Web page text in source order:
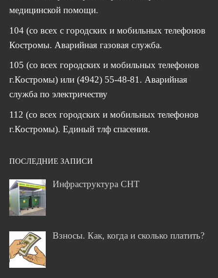
медицинской помощи.
104 (со всех с городских и мобильных телефонов
Костромы. Аварийная газовая служба.
105 (со всех городских и мобильных телефонов
г.Костромы) или (4942) 55-48-81. Аварийная
служба по электричеству
112 (со всех городских и мобильных телефонов
г.Костромы). Единый тлф спасения.
ПОСЛЕДНИЕ ЗАПИСИ
Инфраструктура СНТ
Взносы. Как, когда и сколько платить?